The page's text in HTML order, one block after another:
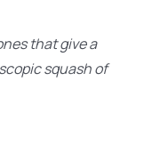
that give a
squash of